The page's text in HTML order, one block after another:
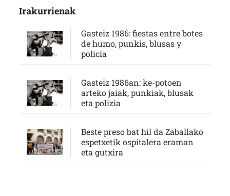
Irakurrienak
Gasteiz 1986: fiestas entre botes
de humo, punkis, blusas y
policía
Gasteiz 1986an: ke-potoen
arteko jaiak, punkiak, blusak
eta polizia
Beste preso bat hil da Zaballako
espetxetik ospitalera eraman
eta gutxira